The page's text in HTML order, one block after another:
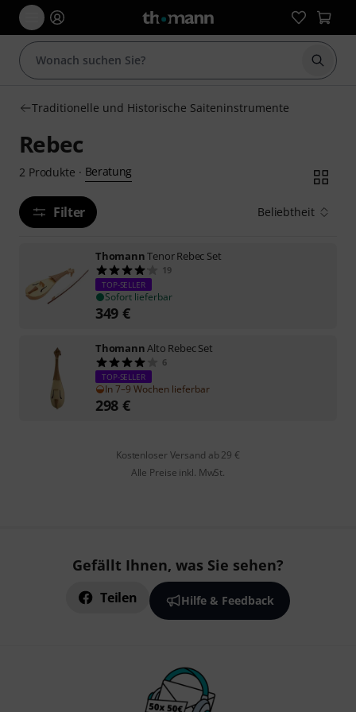
Suche
Traditionelle und Historische Saiteninstrumente
Rebec
2 Produkte · Beratung
Filter Beliebtheit
ThomannTenor Rebec Set
19
TOP-SELLER
Sofort lieferbar
349 €
ThomannAlto Rebec Set
6
TOP-SELLER
In 7–9 Wochen lieferbar
298 €
Kostenloser Versand ab 29 €
Alle Preise inkl. MwSt.
Gefällt Ihnen, was Sie sehen?
Teilen Hilfe & Feedback